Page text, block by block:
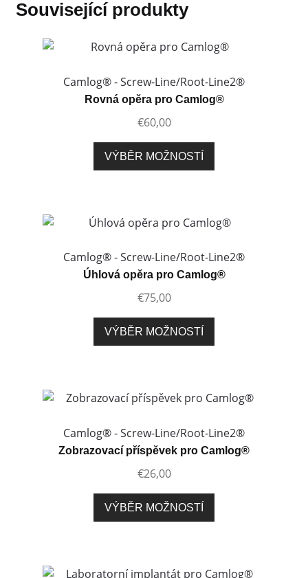
Související produkty
Camlog® - Screw-Line/Root-Line2®
Rovná opěra pro Camlog®
€60,00
VÝBĚR MOŽNOSTÍ
produkt
variant.
lze
vybrat
produktu
Camlog® - Screw-Line/Root-Line2®
Úhlová opěra pro Camlog®
€75,00
VÝBĚR MOŽNOSTÍ
produkt
variant.
lze
vybrat
produktu
Camlog® - Screw-Line/Root-Line2®
Zobrazovací příspěvek pro Camlog®
€26,00
VÝBĚR MOŽNOSTÍ
produkt
variant.